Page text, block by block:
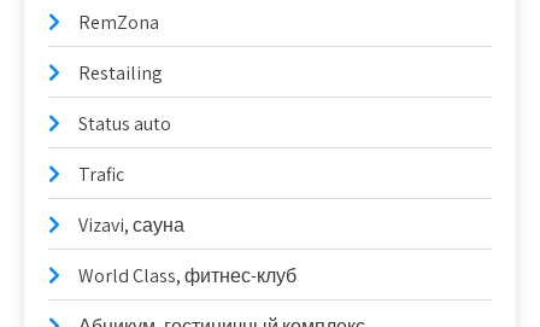
RemZona
Restailing
Status auto
Trafic
Vizavi, сауна
World Class, фитнес-клуб